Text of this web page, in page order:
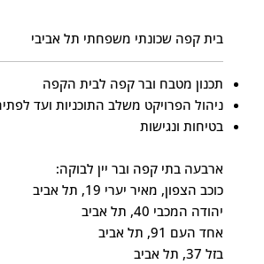
בית קפה שכונתי משפחתי תל אביבי
תכנון מטבח ובר קפה לבית הקפה
ניהול הפרויקט משלב התוכניות ועד
בטיחות ונגישות
ארבעה בתי קפה ובר יין לבוקה:
כוכב הצפון, מאיר יערי 19, תל אביב
יהודה המכבי 40, תל אביב
אחד העם 91, תל אביב
בזל 37, תל אביב